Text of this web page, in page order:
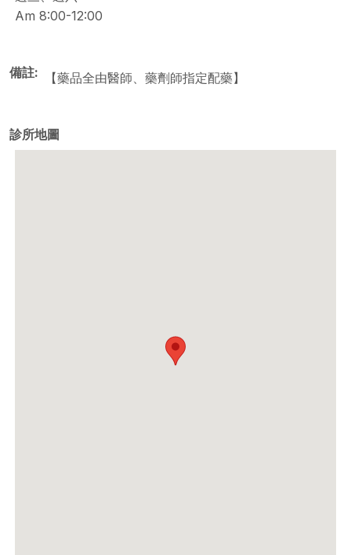
Am 8:00-12:00
備註 【藥品全由醫師、藥劑師指定配藥】
診所地圖